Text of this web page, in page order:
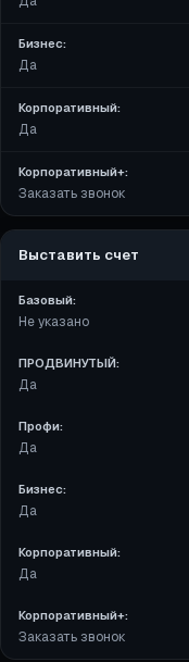
Бизнес:
Да
Корпоративный:
Да
Корпоративный+:
Заказать звонок
Выставить счет
Базовый:
Не указано
ПРОДВИНУТЫЙ:
Да
Профи:
Да
Бизнес:
Да
Корпоративный:
Да
Корпоративный+:
Заказать звонок